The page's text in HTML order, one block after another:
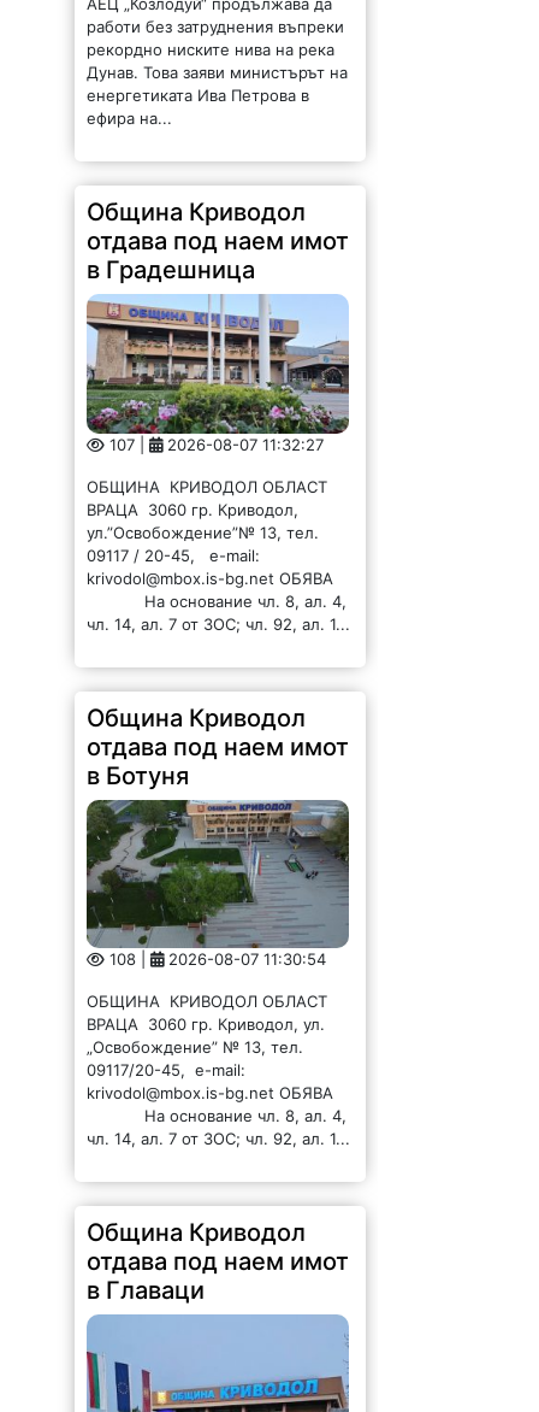
Дунав. Това заяви министърът на
енергетиката Ива Петрова в
ефира на...
отдава под наем имот
в Градешница
107 | 2026-08-07 11:32:27
ОБЩИНА КРИВОДОЛ ОБЛАСТ
ВРАЦА 3060 гр. Криводол,
09117 / 20-45, e-mail:
krivodol@mbox.is-bg.net ОБЯВА
На основание чл. 8, ал. 4,
чл. 14, ал. 7 от ЗОС; чл. 92, ал. 1...
отдава под наем имот
в Ботуня
108 | 2026-08-07 11:30:54
ОБЩИНА КРИВОДОЛ ОБЛАСТ
ВРАЦА 3060 гр. Криводол, ул.
09117/20-45, e-mail:
krivodol@mbox.is-bg.net ОБЯВА
На основание чл. 8, ал. 4,
чл. 14, ал. 7 от ЗОС; чл. 92, ал. 1...
отдава под наем имот
в Главаци